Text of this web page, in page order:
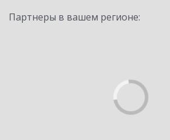
Партнеры в вашем регионе: